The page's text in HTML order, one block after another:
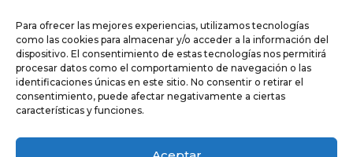
Para ofrecer las mejores experiencias, utilizamos tecnologías
como las cookies para almacenar y/o acceder a la información del
dispositivo. El consentimiento de estas tecnologías nos permitirá
procesar datos como el comportamiento de navegación o las
identificaciones únicas en este sitio. No consentir o retirar el
consentimiento, puede afectar negativamente a ciertas
características y funciones.
636 053 788 - 626 30 86 69
 info@pradesvilabella.com
 636 053 788

Carretera de Albarca S/N - Prades
(Tarragona)